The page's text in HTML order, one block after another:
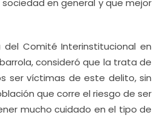
en general y que mejor
Comité Interinstitucional en
consideró que la trata de
ser víctimas de este delito, sin
que corre el riesgo de ser
mucho cuidado en el tipo de